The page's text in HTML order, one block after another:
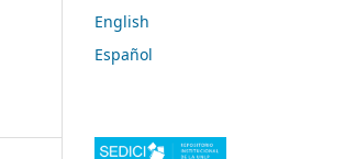
English
Español